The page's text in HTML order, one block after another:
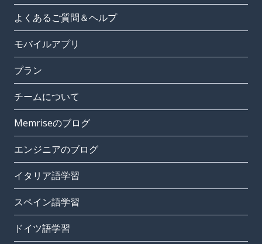
よくあるご質問＆ヘルプ
モバイルアプリ
プラン
チームについて
Memriseのブログ
エンジニアのブログ
イタリア語学習
スペイン語学習
ドイツ語学習